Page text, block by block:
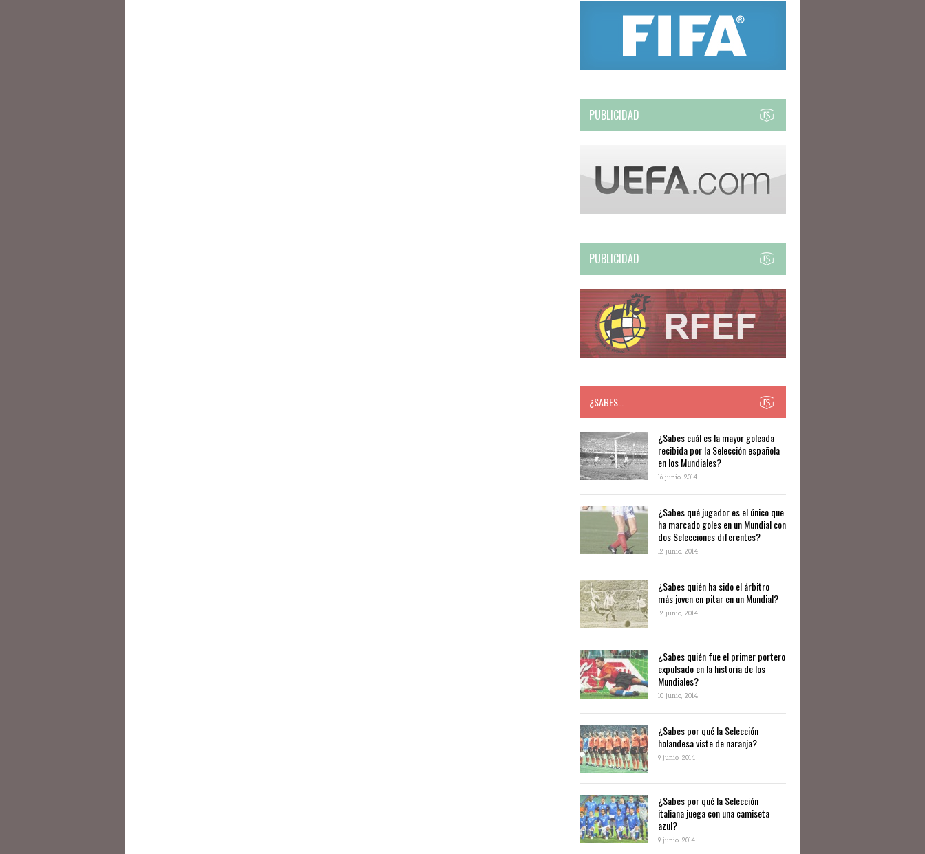
PUBLICIDAD
PUBLICIDAD
¿SABES…
​​¿Sabes cuál es la mayor goleada
recibida por la Selección española
en los Mundiales?
16 junio, 2014
¿Sabes qué jugador es el único que
ha marcado goles en un Mundial con
dos Selecciones diferentes?
12 junio, 2014
¿Sabes quién ha sido el árbitro
más joven en pitar en un Mundial?
12 junio, 2014
¿Sabes quién fue el primer portero
expulsado en la historia de los
Mundiales?
10 junio, 2014
​¿Sabes por qué la Selección
holandesa viste de naranja?
9 junio, 2014
¿Sabes por qué la Selección
italiana juega con una camiseta
azul?
9 junio, 2014